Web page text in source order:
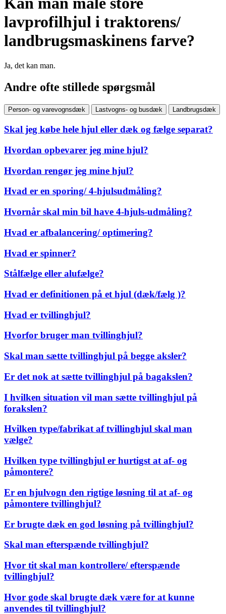
lavprofilhjul i traktorens/
landbrugsmaskinens farve?
Ja, det kan man.
Andre ofte stillede spørgsmål
Person- og varevognsdæk Lastvogns- og busdæk Landbrugsdæk
Skal jeg købe hele hjul eller dæk og fælge separat?
Hvordan opbevarer jeg mine hjul?
Hvordan rengør jeg mine hjul?
Hvad er en sporing/ 4-hjulsudmåling?
Hvornår skal min bil have 4-hjuls-udmåling?
Hvad er afbalancering/ optimering?
Hvad er spinner?
Stålfælge eller alufælge?
Hvad er definitionen på et hjul (dæk/fælg )?
Hvad er tvillinghjul?
Hvorfor bruger man tvillinghjul?
Skal man sætte tvillinghjul på begge aksler?
Er det nok at sætte tvillinghjul på bagakslen?
I hvilken situation vil man sætte tvillinghjul på
forakslen?
Hvilken type/fabrikat af tvillinghjul skal man
vælge?
Hvilken type tvillinghjul er hurtigst at af- og
påmontere?
Er en hjulvogn den rigtige løsning til at af- og
påmontere tvillinghjul?
Er brugte dæk en god løsning på tvillinghjul?
Skal man efterspænde tvillinghjul?
Hvor tit skal man kontrollere/ efterspænde
tvillinghjul?
Hvor gode skal brugte dæk være for at kunne
anvendes til tvillinghjul?